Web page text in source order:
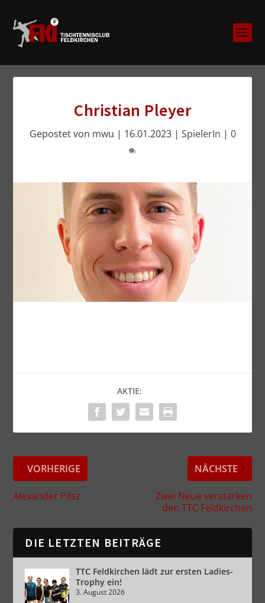
Christian Pleyer
Gepostet von mwu | 16.01.2023| SpielerIn | 0
AKTIE:
VORHERIGE
Alexander Pilsz
NÄCHSTE
Zwei Neue verstärken
den TTC Feldkirchen
DIE LETZTEN BEITRÄGE
TTC Feldkirchen lädt zur ersten Ladies-
Trophy ein!
3. August 2026